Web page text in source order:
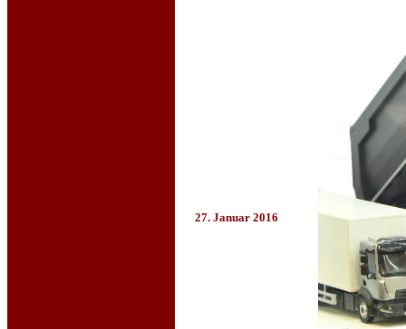
27. Januar 2016